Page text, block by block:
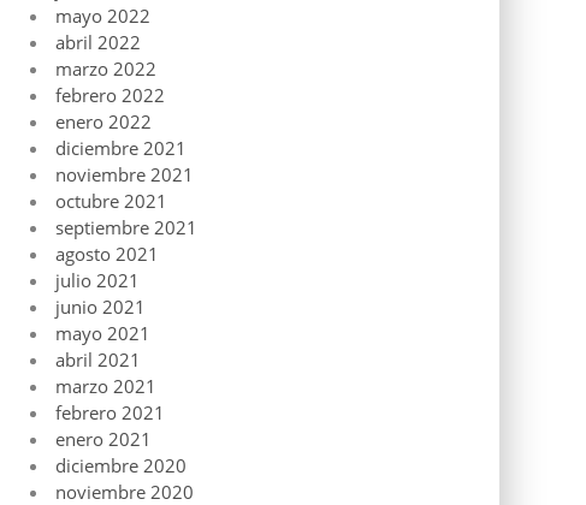
mayo 2022
abril 2022
marzo 2022
febrero 2022
enero 2022
diciembre 2021
noviembre 2021
octubre 2021
septiembre 2021
agosto 2021
julio 2021
junio 2021
mayo 2021
abril 2021
marzo 2021
febrero 2021
enero 2021
diciembre 2020
noviembre 2020